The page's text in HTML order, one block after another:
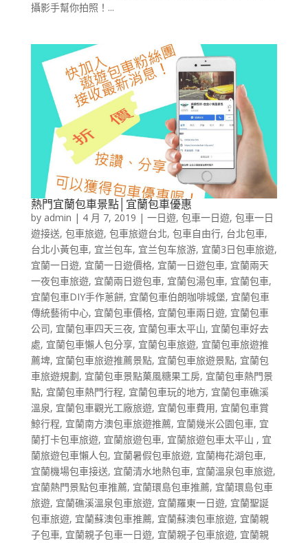
攝影手幫你拍照！...
熱門宜蘭包車景點│宜蘭包車優惠
by admin | 4 月 7, 2019 | 一日遊, 包車一日遊, 包車一日
遊接送, 包車旅遊, 包車旅遊台北, 包車自由行, 台北包車,
台北小黃包車, 宜兰包车, 宜兰包车旅游, 宜蘭3日包車旅遊,
宜蘭一日遊, 宜蘭一日遊價格, 宜蘭一日遊包車, 宜蘭兩天
一夜包車旅遊, 宜蘭兩日遊包車, 宜蘭包湯包車, 宜蘭包車,
宜蘭包車DIY手作蔥餅, 宜蘭包車伯朗咖啡城堡, 宜蘭包車
傳統藝術中心, 宜蘭包車價格, 宜蘭包車兩日遊, 宜蘭包車
公司, 宜蘭包車四天三夜, 宜蘭包車太平山, 宜蘭包車好去
處, 宜蘭包車懶人包分享, 宜蘭包車旅遊, 宜蘭包車旅遊推
薦埤, 宜蘭包車旅遊推薦景點, 宜蘭包車旅遊景點, 宜蘭包
車旅遊規劃, 宜蘭包車景點菓風糖果工房, 宜蘭包車熱門景
點, 宜蘭包車熱門行程, 宜蘭包車玩的地方, 宜蘭包車礁溪
溫泉, 宜蘭包車觀光工廠旅遊, 宜蘭包車費用, 宜蘭包車賞
鯨行程, 宜蘭南方澳包車旅遊推薦, 宜蘭幾米公園包車, 宜
蘭打卡包車旅遊, 宜蘭旅遊包車, 宜蘭旅遊包車太平山 , 宜
蘭旅遊包車懶人包, 宜蘭暑假包車旅遊, 宜蘭梅花湖包車,
宜蘭機場包車接送, 宜蘭清水地熱包車, 宜蘭溫泉包車旅遊,
宜蘭熱門景點包車推薦, 宜蘭環島包車推薦, 宜蘭環島包車
旅遊, 宜蘭礁溪溫泉包車旅遊, 宜蘭羅東一日遊, 宜蘭聖誕
包車旅遊, 宜蘭蘇澳包車推薦, 宜蘭蘇澳包車旅遊, 宜蘭親
子包車, 宜蘭親子包車一日遊, 宜蘭親子包車旅遊, 宜蘭親